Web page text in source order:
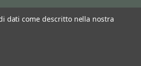
dati come descritto nella nostra